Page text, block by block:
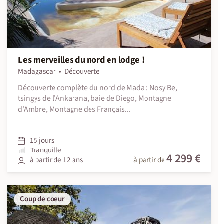
Les merveilles du nord en lodge !
Madagascar
Découverte
Découverte complète du nord de Mada : Nosy Be,
tsingys de l'Ankarana, baie de Diego, Montagne
d'Ambre, Montagne des Français...
15 jours
Tranquille
à partir de 12 ans
à partir de4 299 €
Coup de coeur